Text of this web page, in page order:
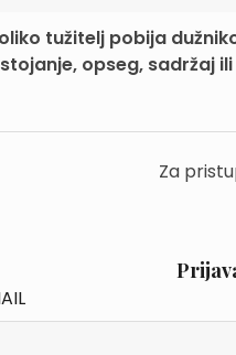
tužitelj pobija
opseg, sadržaj
Za